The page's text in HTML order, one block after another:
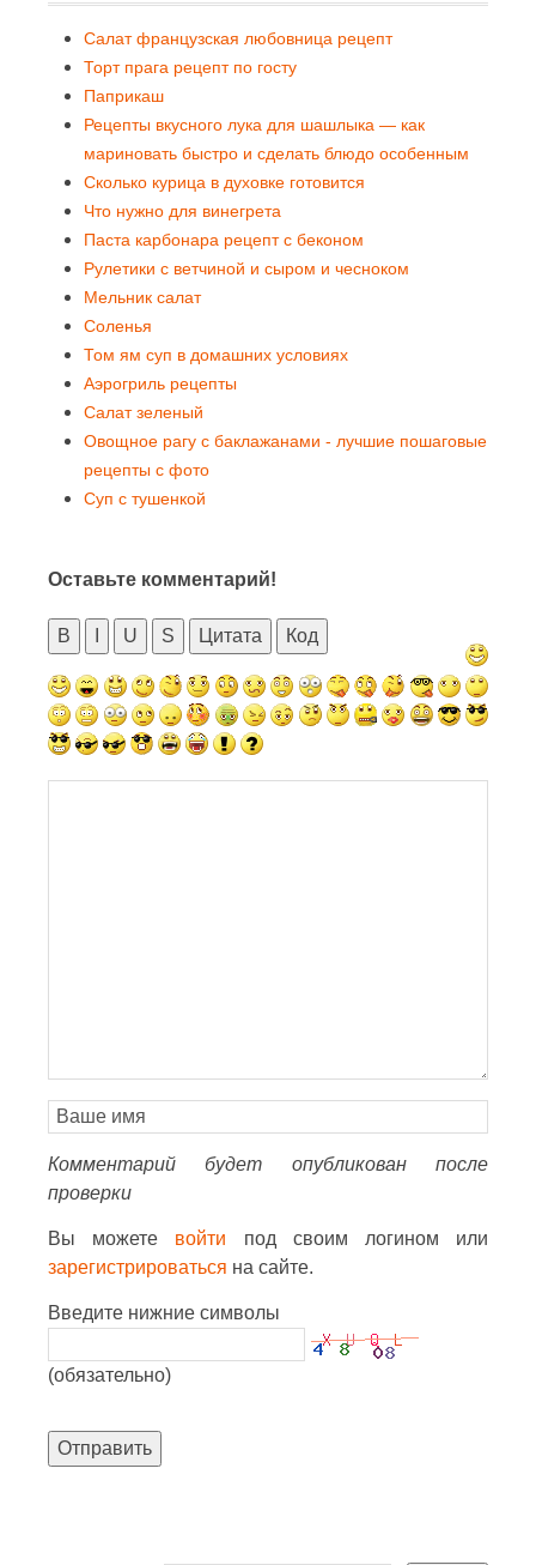
Салат французская любовница рецепт
Торт прага рецепт по госту
Паприкаш
Рецепты вкусного лука для шашлыка — как
мариновать быстро и сделать блюдо особенным
Сколько курица в духовке готовится
Что нужно для винегрета
Паста карбонара рецепт с беконом
Рулетики с ветчиной и сыром и чесноком
Мельник салат
Соленья
Том ям суп в домашних условиях
Аэрогриль рецепты
Салат зеленый
Овощное рагу с баклажанами - лучшие пошаговые
рецепты с фото
Суп с тушенкой
Оставьте комментарий!
B U S Цитата Код
Комментарий будет опубликован после
проверки
Вы можете войти под своим логином или
зарегистрироваться на сайте.
Введите нижние символы
(обязательно)
Отправить